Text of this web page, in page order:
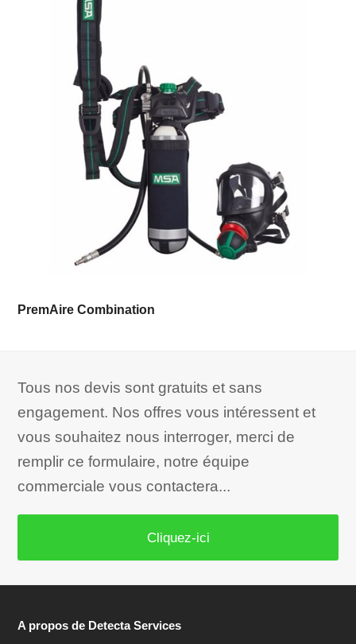
PremAire Combination
Tous nos devis sont gratuits et sans
engagement. Nos offres vous intéressent et
vous souhaitez nous interroger, merci de
remplir ce formulaire, notre équipe
commerciale vous contactera...
Cliquez-ici
A propos de Detecta Services